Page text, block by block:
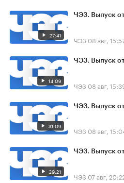
27:41
ЧЭЗ. Выпуск
ЧЭЗ 08 авг,
14:09
ЧЭЗ. Выпуск
ЧЭЗ 08 авг,
31:09
ЧЭЗ. Выпуск
ЧЭЗ 08 авг,
29:21
ЧЭЗ. Выпуск
ЧЭЗ 07 авг,